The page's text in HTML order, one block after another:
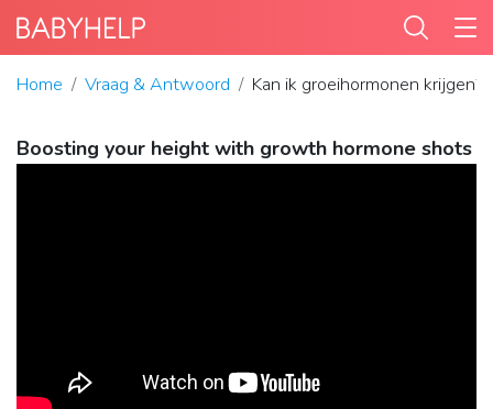
Home Vraag & Antwoord Kan ik groeihormonen krijgen?
Boosting your height with growth hormone shots